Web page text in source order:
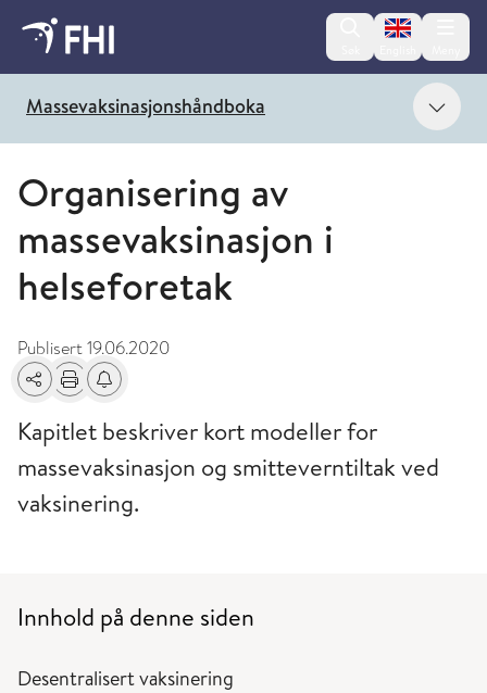
Change
Massevaksinasjonshåndboka Vis
Organisering av
massevaksinasjon i
helseforetak
Publisert19.06.2020
Del Skriv utFå varsel om endringer
Kapitlet beskriver kort modeller for
massevaksinasjon og smitteverntiltak ved
vaksinering.
Innhold på denne siden
Desentralisert vaksinering